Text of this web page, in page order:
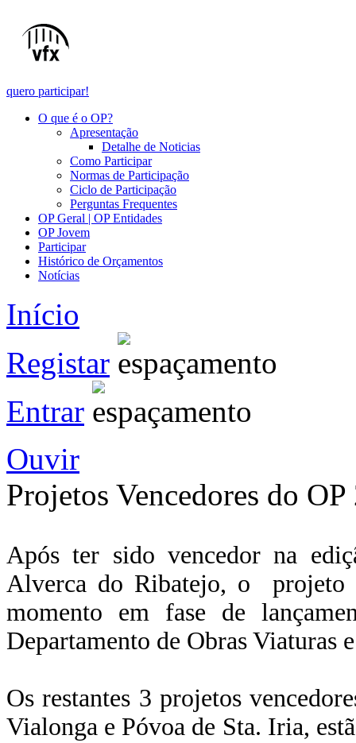
quero participar!
O que é o OP?
Apresentação
Detalhe de Noticias
Como Participar
Normas de Participação
Ciclo de Participação
Perguntas Frequentes
OP Geral | OP Entidades
OP Jovem
Participar
Histórico de Orçamentos
Notícias
Início
Registar
Entrar
Ouvir
Projetos Vencedores do
Após ter sido vencedor na
Alverca do Ribatejo, o projeto
momento em fase de
Departamento de Obras Viaturas
Os restantes 3 projetos
Vialonga e Póvoa de Sta. Iria,